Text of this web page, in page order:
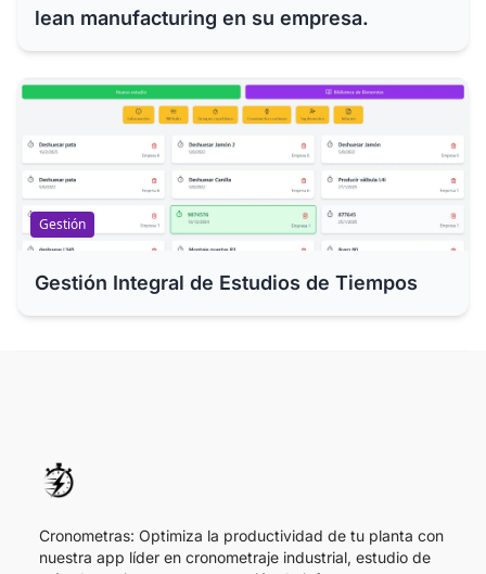
lean manufacturing en su empresa.
Gestión
Gestión Integral de Estudios de Tiempos
Cronometras: Optimiza la productividad de tu planta con
nuestra app líder en cronometraje industrial, estudio de